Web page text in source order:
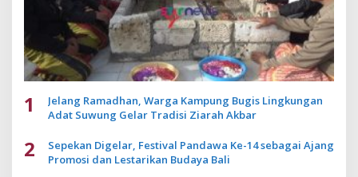
1
Jelang Ramadhan, Warga Kampung Bugis Lingkungan
Adat Suwung Gelar Tradisi Ziarah Akbar
2
Sepekan Digelar, Festival Pandawa Ke-14 sebagai Ajang
Promosi dan Lestarikan Budaya Bali